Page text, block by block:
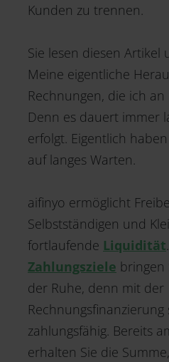
Kunden zu trennen.
Sie lesen diesen Artikel
Meine eigentliche
Rechnungen, die ich
Denn es dauert immer
erfolgt. Eigentlich
auf langes Warten.
aifinyo ermöglicht
Selbstständigen und
fortlaufende Liquidität
Zahlungsziele bringen
der Ruhe, denn mit der
zahlungsfähig. Bereits
erhalten Sie die